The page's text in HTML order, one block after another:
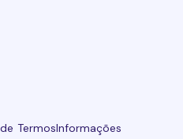
TermosInformações